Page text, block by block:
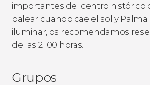
importantes del centro histórico
balear cuando cae el sol y Palma
iluminar, os recomendamos
de las 21:00 horas.
Grupos